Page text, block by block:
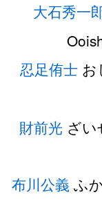
大石秀一
忍足侑士 お
財前光ざい
布川公義 ふ